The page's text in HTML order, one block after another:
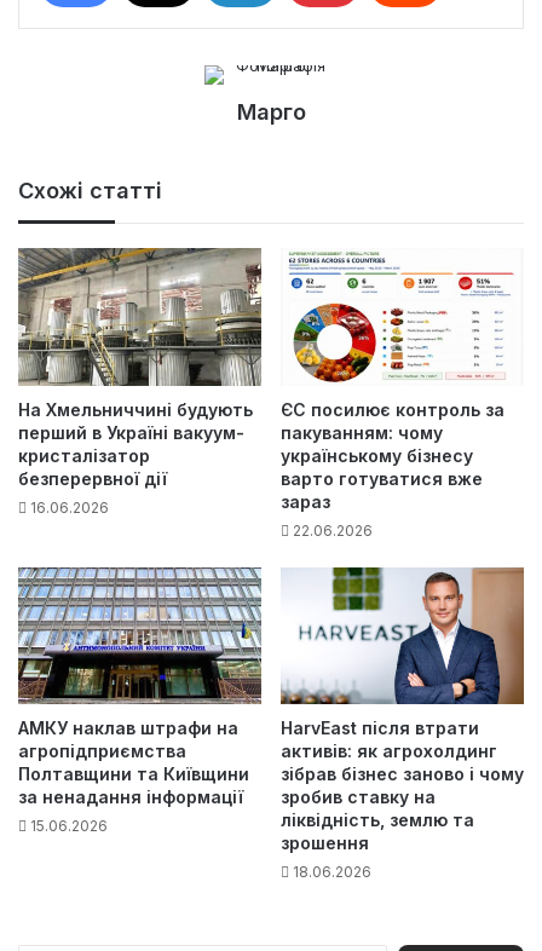
Марго
Схожі статті
На Хмельниччині будують
перший в Україні вакуум-
кристалізатор
безперервної дії
16.06.2026
ЄС посилює контроль за
пакуванням: чому
українському бізнесу
варто готуватися вже
зараз
22.06.2026
АМКУ наклав штрафи на
агропідприємства
Полтавщини та Київщини
за ненадання інформації
15.06.2026
HarvEast після втрати
активів: як агрохолдинг
зібрав бізнес заново і чому
зробив ставку на
ліквідність, землю та
зрошення
18.06.2026